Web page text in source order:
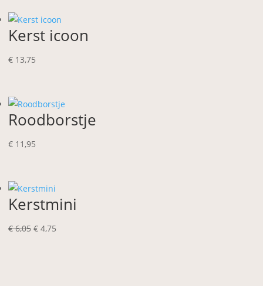
Kerst icoon
€ 13,75
Roodborstje
€ 11,95
Kerstmini
€6,05 Oorspronkelijke
€ 4,75